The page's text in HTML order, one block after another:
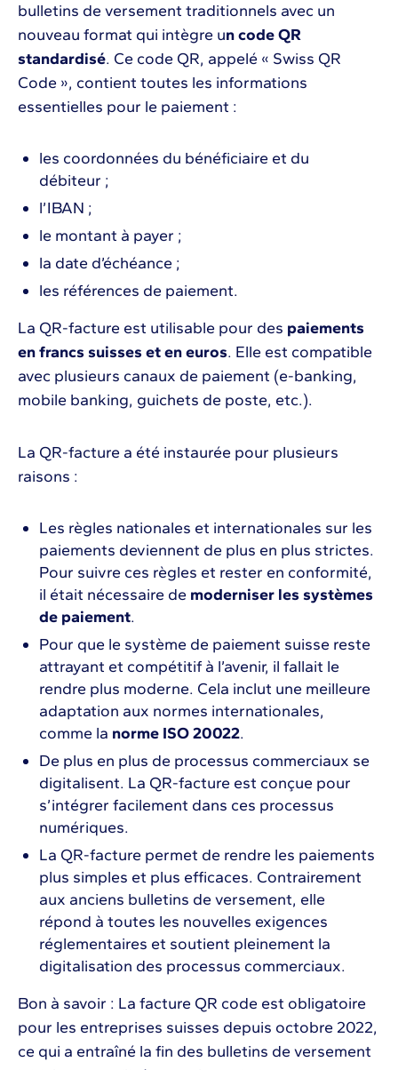
bulletins de versement traditionnels avec un
nouveau format qui intègre un code QR
standardisé. Ce code QR, appelé « Swiss QR
Code », contient toutes les informations
essentielles pour le paiement :
les coordonnées du bénéficiaire et du
débiteur ;
l’IBAN ;
le montant à payer ;
la date d’échéance ;
les références de paiement.
La QR-facture est utilisable pour des paiements
en francs suisses et en euros. Elle est compatible
avec plusieurs canaux de paiement (e-banking,
mobile banking, guichets de poste, etc.).
La QR-facture a été instaurée pour plusieurs
raisons :
Les règles nationales et internationales sur les
paiements deviennent de plus en plus strictes.
Pour suivre ces règles et rester en conformité,
il était nécessaire de moderniser les systèmes
de paiement.
Pour que le système de paiement suisse reste
attrayant et compétitif à l’avenir, il fallait le
rendre plus moderne. Cela inclut une meilleure
adaptation aux normes internationales,
comme la norme ISO 20022.
De plus en plus de processus commerciaux se
digitalisent. La QR-facture est conçue pour
s’intégrer facilement dans ces processus
numériques.
La QR-facture permet de rendre les paiements
plus simples et plus efficaces. Contrairement
aux anciens bulletins de versement, elle
répond à toutes les nouvelles exigences
réglementaires et soutient pleinement la
digitalisation des processus commerciaux.
Bon à savoir : La facture QR code est obligatoire
pour les entreprises suisses depuis octobre 2022,
ce qui a entraîné la fin des bulletins de versement